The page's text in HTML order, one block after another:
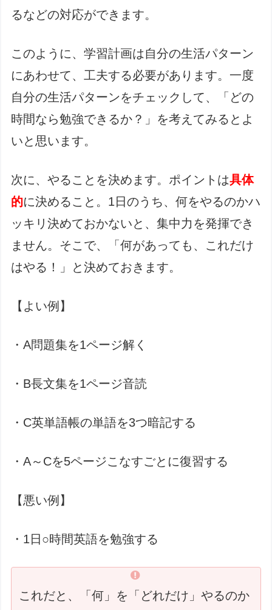
るなどの対応ができます。
このように、学習計画は自分の生活パターン
にあわせて、工夫する必要があります。一度
自分の生活パターンをチェックして、「どの
時間なら勉強できるか？」を考えてみるとよ
いと思います。
次に、やることを決めます。ポイントは具体
的に決めること。1日のうち、何をやるのかハ
ッキリ決めておかないと、集中力を発揮でき
ません。そこで、「何があっても、これだけ
はやる！」と決めておきます。
【よい例】
・A問題集を1ページ解く
・B長文集を1ページ音読
・C英単語帳の単語を3つ暗記する
・A～Cを5ページこなすごとに復習する
【悪い例】
・1日○時間英語を勉強する
これだと、「何」を「どれだけ」やるのか